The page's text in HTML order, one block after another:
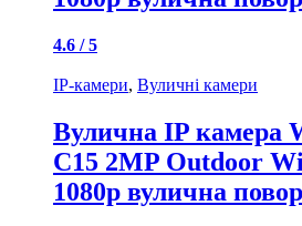
4.6 / 5
IP-камери, Вуличні камери
Вулична IP камера
C15 2MP Outdoor
1080p вулична